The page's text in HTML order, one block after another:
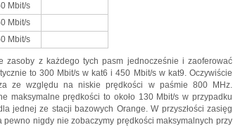
Mbit/s
Mbit/s
Mbit/s
zasoby z każdego tych pasm jednocześnie i zaoferować
to 300 Mbit/s w kat6 i 450 Mbit/s w kat9. Oczywiście
ze względu na niskie prędkości w paśmie 800 MHz.
maksymalne prędkości to około 130 Mbit/s w przypadku
jednej ze stacji bazowych Orange. W przyszłości zasięg
nigdy nie zobaczymy prędkości maksymalnych przy